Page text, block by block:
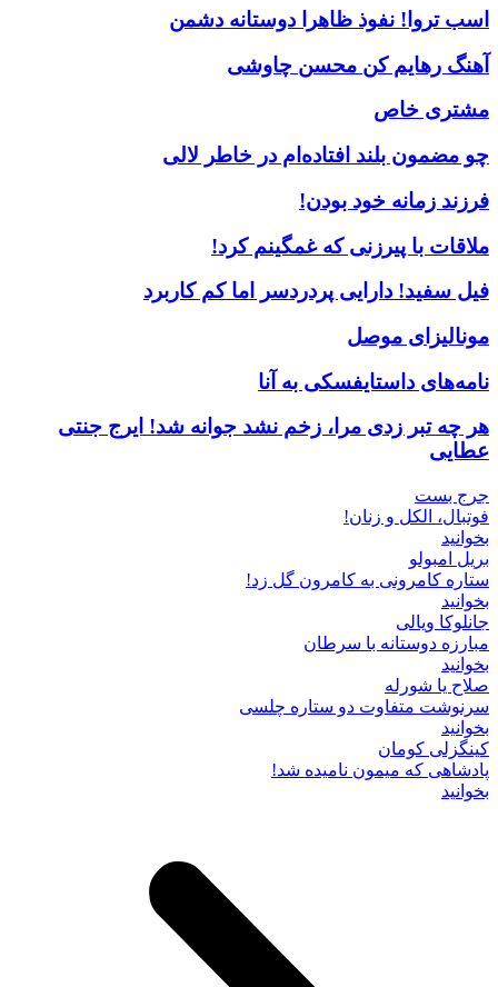
اسب تروا! نفوذ ظاهرا دوستانه دشمن
آهنگ رهایم کن محسن چاوشی
مشتری خاص
چو مضمون بلند افتاده‌ام در خاطر لالی
فرزند زمانه خود بودن!
ملاقات با پیرزنی که غمگینم کرد!
فیل سفید! دارایی پردردسر اما کم کاربرد
مونالیزای موصل
نامه‌های داستایفسکی به آنا
هر چه تبر زدی مرا، زخم نشد جوانه شد! ایرج جنتی
عطایی
جرج بست
فوتبال، الکل و زنان!
بخوانید
بریل امبولو
ستاره کامرونی به کامرون گل زد!
بخوانید
جانلوکا ویالی
مبارزه دوستانه با سرطان
بخوانید
صلاح یا شورله
سرنوشت متفاوت دو ستاره چلسی
بخوانید
کینگزلی کومان
پادشاهی که میمون نامیده شد!
بخوانید